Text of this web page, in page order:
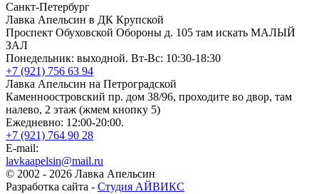
Санкт-Петербург
Лавка Апельсин в ДК Крупской
Проспект Обуховской Обороны д. 105 там искать МАЛЫЙ
ЗАЛ
Понедельник: выходной. Вт-Вс: 10:30-18:30
+7 (921) 756 63 94
Лавка Апельсин на Петроградской
Каменноостровский пр. дом 38/96, проходите во двор, там
налево, 2 этаж (жмем кнопку 5)
Ежедневно: 12:00-20:00.
+7 (921) 764 90 28
E-mail:
lavkaapelsin@mail.ru
© 2002 - 2026 Лавка Апельсин
Разработка сайта - Студия АЙВИКС